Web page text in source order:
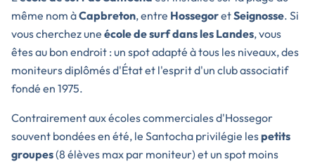
même nom àCapbreton, entre HossegoretSeignosse. Si
vous cherchez une école de surf dans les Landes, vous
êtes au bon endroit : un spot adapté à tous les niveaux, des
moniteurs diplômés d'État et l'esprit d'un club associatif
fondé en 1975.
Contrairement aux écoles commerciales d'Hossegor
souvent bondées en été, le Santocha privilégie lespetits
groupes(8 élèves max par moniteur) et un spot moins